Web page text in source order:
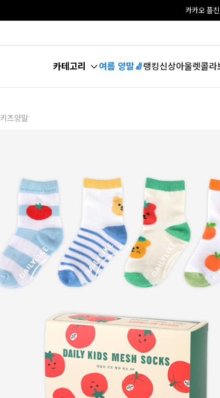
카카오 플
카테고리 여름 양말🧦랭킹신상아울렛콜라
키즈양말